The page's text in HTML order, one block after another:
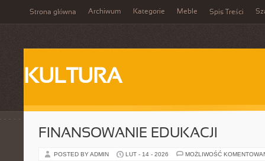
Strona główna Archiwum Kategorie Meble Spis Treści
KULTURA
FINANSOWANIE EDUKACJI
POSTED BY ADMIN LUT - 14 - 2026 MOŻLIWOŚĆ